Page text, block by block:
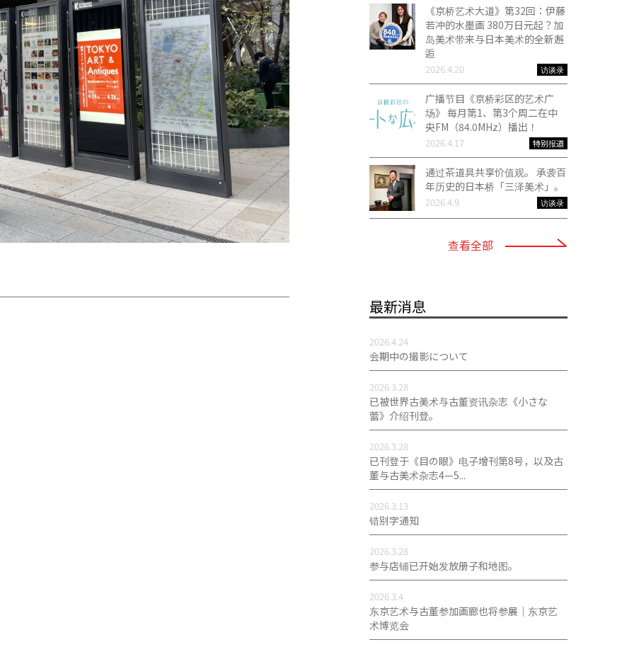
《京桥艺术大道》第32回：伊藤
若冲的水墨画 380万日元起？加
岛美术带来与日本美术的全新邂
逅
2026.4.20 访谈录
广播节目《京桥彩区的艺术广
场》 每月第1、第3个周二在中
央FM（84.0MHz）播出！
2026.4.17 特别报道
通过茶道具共享价值观。 承袭百
年历史的日本桥「三泽美术」。
2026.4.9 访谈录
查看全部
最新消息
2026.4.24
会期中の撮影について
2026.3.28
已被世界古美术与古董资讯杂志《小さな
蕾》介绍刊登。
2026.3.28
已刊登于《目の眼》电子增刊第8号，以及古
董与古美术杂志4—5...
2026.3.13
错别字通知
2026.3.28
参与店铺已开始发放册子和地图。
2026.3.4
东京艺术与古董参加画廊也将参展｜东京艺
术博览会